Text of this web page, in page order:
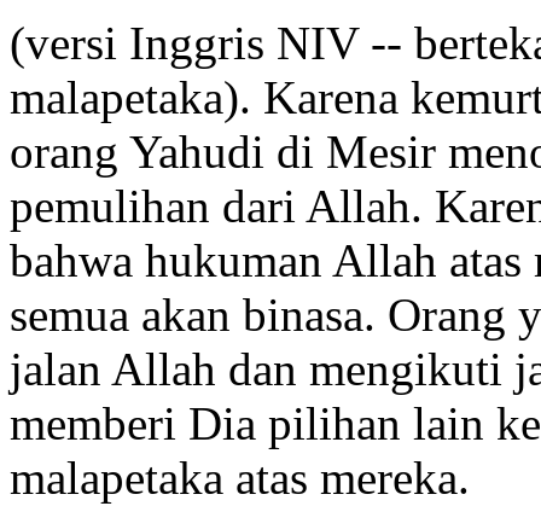
(versi Inggris NIV --
malapetaka). Karena
orang Yahudi di Mesir
pemulihan dari Allah.
bahwa hukuman Allah
semua akan binasa. Orang
jalan Allah dan mengikuti
memberi Dia pilihan lain
malapetaka atas mereka.